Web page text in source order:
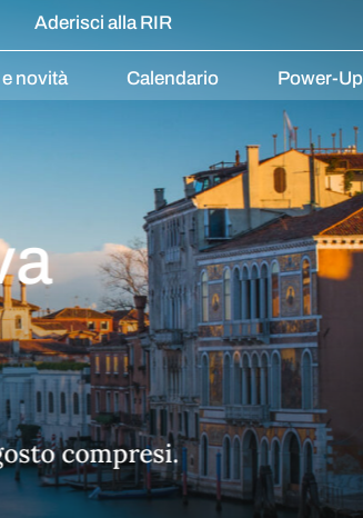
Aderisci alla RIR
novità Calendario Power-
Rete Innovativa Regionale